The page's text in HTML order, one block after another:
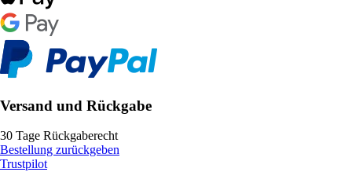
Versand und Rückgabe
30 Tage Rückgaberecht
Bestellung zurückgeben
Trustpilot